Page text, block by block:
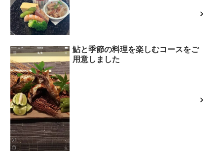
鮎と季節の料理を楽しむコースをご
用意しました